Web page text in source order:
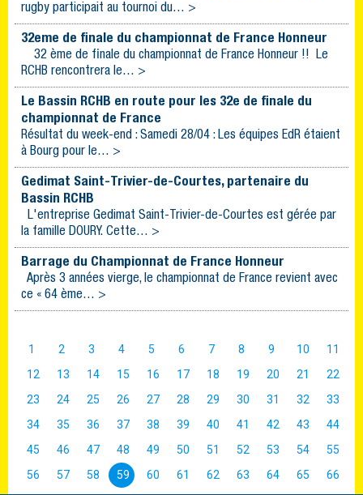
rugby participait au tournoi du… >
32eme de finale du championnat de France Honneur
32 ème de finale du championnat de France Honneur !! Le
RCHB rencontrera le… >
Le Bassin RCHB en route pour les 32e de finale du
championnat de France
Résultat du week-end : Samedi 28/04 : Les équipes EdR étaient
à Bourg pour le… >
Gedimat Saint-Trivier-de-Courtes, partenaire du
Bassin RCHB
L'entreprise Gedimat Saint-Trivier-de-Courtes est gérée par
la famille DOURY. Cette… >
Barrage du Championnat de France Honneur
Après 3 années vierge, le championnat de France revient avec
ce « 64 ème… >
1 2 3 4 5 6 7 8 9 10
11
12
13 14 15 16 17 18 19 20 21
22
23
24 25 26 27 28 29 30 31 32
33
34
35 36 37 38 39 40 41 42 43
44
45
46 47 48 49 50 51 52 53 54
55
56
57 58 59 60 61 62 63 64 65 66